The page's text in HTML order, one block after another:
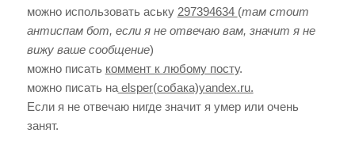
можно использовать аську 297394634 (там стоит
антиспам бот, если я не отвечаю вам, значит я не
вижу ваше сообщение)
можно писать коммент к любому посту.
можно писать наelsper(собака)yandex.ru.
Если я не отвечаю нигде значит я умер или очень
занят.